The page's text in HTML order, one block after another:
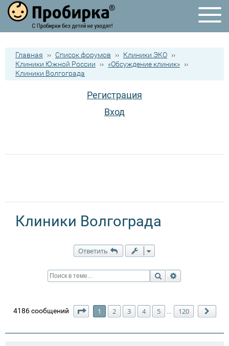
Главная ›› Список форумов ›› Клиники ЭКО ››
Клиники Южной России
›› «Обсуждение клиник» ››
Клиники Волгограда
Регистрация
Вход
Клиники Волгограда
Ответить
Поиск
4186 сообщений Страница из 120
1 2 3 4 5 … 120